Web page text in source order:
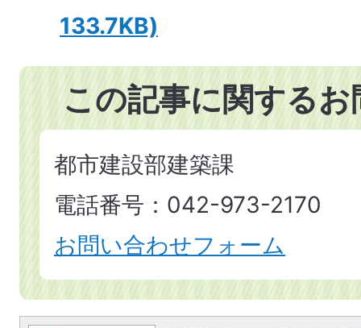
133.7KB)
この記事に関する
都市建設部建築課
電話番号：042-973-2170
お問い合わせフォーム